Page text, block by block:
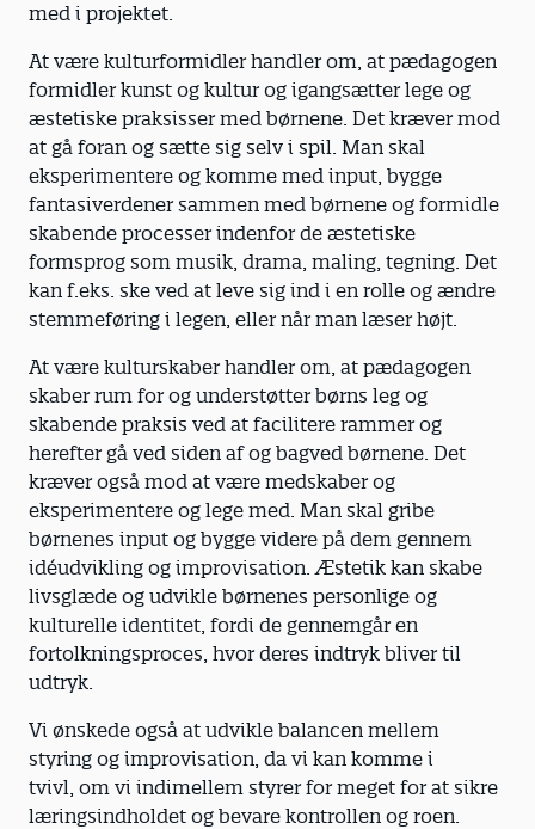
med i projektet.
At være kulturformidler handler om, at pædagogen
formidler kunst og kultur og igangsætter lege og
æstetiske praksisser med børnene. Det kræver mod
at gå foran og sætte sig selv i spil. Man skal
eksperimentere og komme med input, bygge
fantasiverdener sammen med børnene og formidle
skabende processer indenfor de æstetiske
formsprog som musik, drama, maling, tegning. Det
kan f.eks. ske ved at leve sig ind i en rolle og ændre
stemmeføring i legen, eller når man læser højt.
At være kulturskaber handler om, at pædagogen
skaber rum for og understøtter børns leg og
skabende praksis ved at facilitere rammer og
herefter gå ved siden af og bagved børnene. Det
kræver også mod at være medskaber og
eksperimentere og lege med. Man skal gribe
børnenes input og bygge videre på dem gennem
idéudvikling og improvisation. Æstetik kan skabe
livsglæde og udvikle børnenes personlige og
kulturelle identitet, fordi de gennemgår en
fortolkningsproces, hvor deres indtryk bliver til
udtryk.
Vi ønskede også at udvikle balancen mellem
styring og improvisation, da vi kan komme i
tvivl, om vi indimellem styrer for meget for at sikre
læringsindholdet og bevare kontrollen og roen.